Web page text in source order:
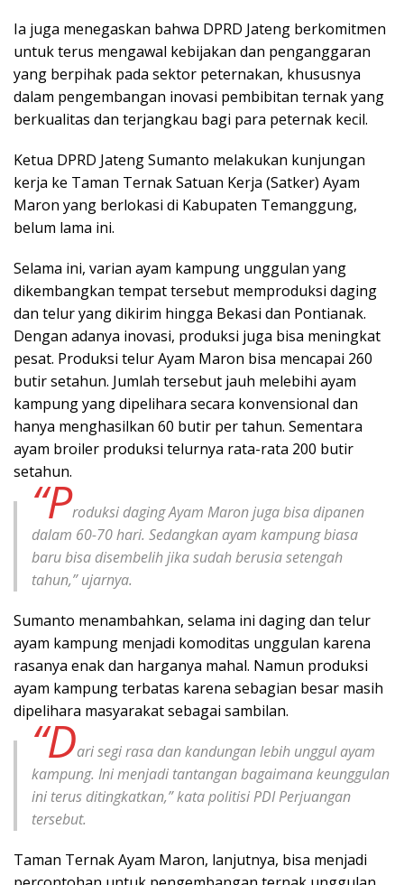
Ia juga menegaskan bahwa DPRD Jateng berkomitmen
untuk terus mengawal kebijakan dan penganggaran
yang berpihak pada sektor peternakan, khususnya
dalam pengembangan inovasi pembibitan ternak yang
berkualitas dan terjangkau bagi para peternak kecil.
Ketua DPRD Jateng Sumanto melakukan kunjungan
kerja ke Taman Ternak Satuan Kerja (Satker) Ayam
Maron yang berlokasi di Kabupaten Temanggung,
belum lama ini.
Selama ini, varian ayam kampung unggulan yang
dikembangkan tempat tersebut memproduksi daging
dan telur yang dikirim hingga Bekasi dan Pontianak.
Dengan adanya inovasi, produksi juga bisa meningkat
pesat. Produksi telur Ayam Maron bisa mencapai 260
butir setahun. Jumlah tersebut jauh melebihi ayam
kampung yang dipelihara secara konvensional dan
hanya menghasilkan 60 butir per tahun. Sementara
ayam broiler produksi telurnya rata-rata 200 butir
setahun.
“Produksi daging Ayam Maron juga bisa dipanen
dalam 60-70 hari. Sedangkan ayam kampung biasa
baru bisa disembelih jika sudah berusia setengah
tahun,” ujarnya.
Sumanto menambahkan, selama ini daging dan telur
ayam kampung menjadi komoditas unggulan karena
rasanya enak dan harganya mahal. Namun produksi
ayam kampung terbatas karena sebagian besar masih
dipelihara masyarakat sebagai sambilan.
“Dari segi rasa dan kandungan lebih unggul ayam
kampung. Ini menjadi tantangan bagaimana keunggulan
ini terus ditingkatkan,” kata politisi PDI Perjuangan
tersebut.
Taman Ternak Ayam Maron, lanjutnya, bisa menjadi